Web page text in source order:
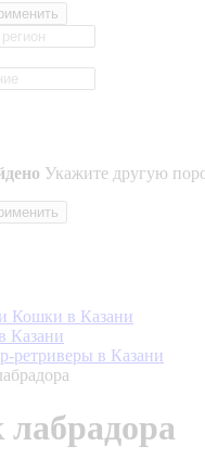
Укажите другую
Кошки в Казани
Казани
ретриверы в Казани